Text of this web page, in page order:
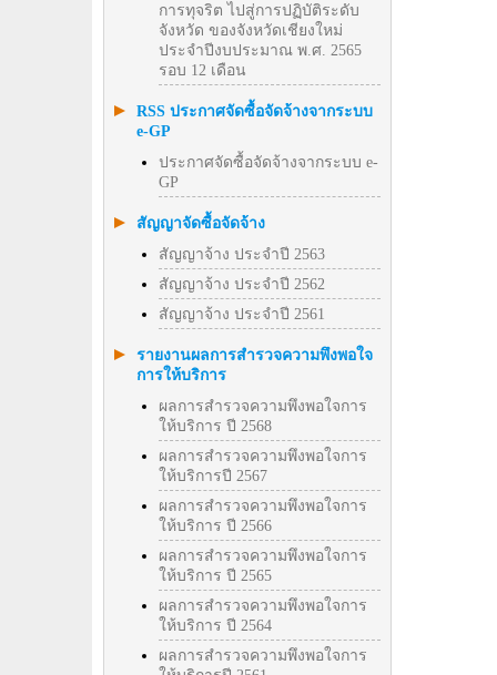
การทุจริต ไปสู่การปฏิบัติระดับ
จังหวัด ของจังหวัดเชียงใหม่
ประจำปีงบประมาณ พ.ศ. 2565
รอบ 12 เดือน
RSS ประกาศจัดซื้อจัดจ้างจากระบบ
e-GP
ประกาศจัดซื้อจัดจ้างจากระบบ e-
GP
สัญญาจัดซื้อจัดจ้าง
สัญญาจ้าง ประจำปี 2563
สัญญาจ้าง ประจำปี 2562
สัญญาจ้าง ประจำปี 2561
รายงานผลการสำรวจความพึงพอใจ
การให้บริการ
ผลการสำรวจความพึงพอใจการ
ให้บริการ ปี 2568
ผลการสำรวจความพึงพอใจการ
ให้บริการปี 2567
ผลการสำรวจความพึงพอใจการ
ให้บริการ ปี 2566
ผลการสำรวจความพึงพอใจการ
ให้บริการ ปี 2565
ผลการสำรวจความพึงพอใจการ
ให้บริการ ปี 2564
ผลการสำรวจความพึงพอใจการ